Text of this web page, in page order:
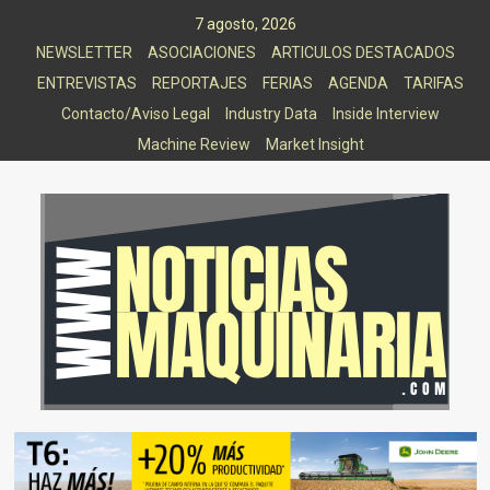
7 agosto, 2026
NEWSLETTER
ASOCIACIONES
ARTICULOS DESTACADOS
ENTREVISTAS
REPORTAJES FERIAS AGENDA
TARIFAS
Contacto/Aviso Legal
Industry Data
Inside Interview
Machine Review
Market Insight